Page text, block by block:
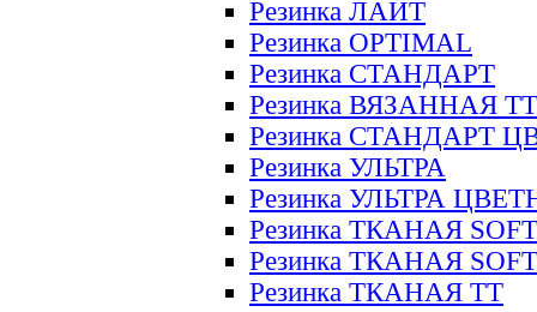
Резинка ЛАЙТ
Резинка OPTIMAL
Резинка СТАНДАРТ
Резинка ВЯЗАННАЯ ТТ
Резинка СТАНДАРТ
Резинка УЛЬТРА
Резинка УЛЬТРА
Резинка ТКАНАЯ SOFT
Резинка ТКАНАЯ
Резинка ТКАНАЯ ТТ